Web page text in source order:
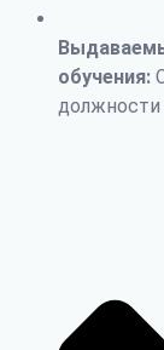
обучения:
должности